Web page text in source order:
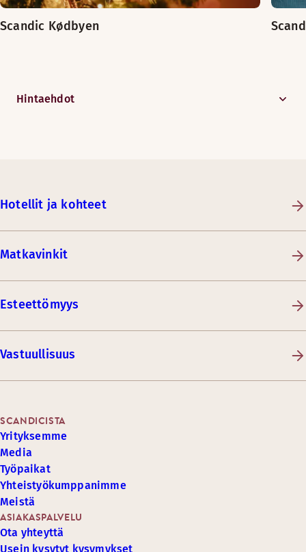
Scandic Kødbyen
Hintaehdot
Hotellit ja kohteet
Matkavinkit
Esteettömyys
Vastuullisuus
ASIAKASPALVELU
Ota yhteyttä
Usein kysytyt kysymykset
SCANDICISTA
Yrityksemme
Media
Työpaikat
Yhteistyökumppanimme
Meistä